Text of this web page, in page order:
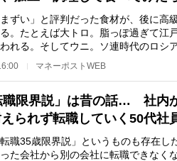
ずい」と評判だった食材が、後に高
。たとえば大トロ。脂っぽ過ぎて江
れる。そしてウニ。ソ連時代のロシ
マネーポストWEB
職限界説」は昔の話… 社内
えられず転職していく50代社
職35歳限界説」というものも存在し
た会社から別の会社に転職できなく